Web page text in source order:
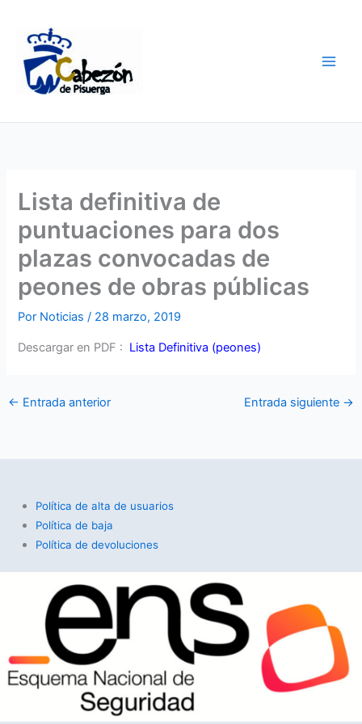
contenido
Lista definitiva de
puntuaciones para dos
plazas convocadas de
peones de obras públicas
Por Noticias/ 28 marzo, 2019
Descargar en PDF : Lista Definitiva (peones)
← Entrada anterior Entrada siguiente →
Política de alta de usuarios
Política de baja
Política de devoluciones